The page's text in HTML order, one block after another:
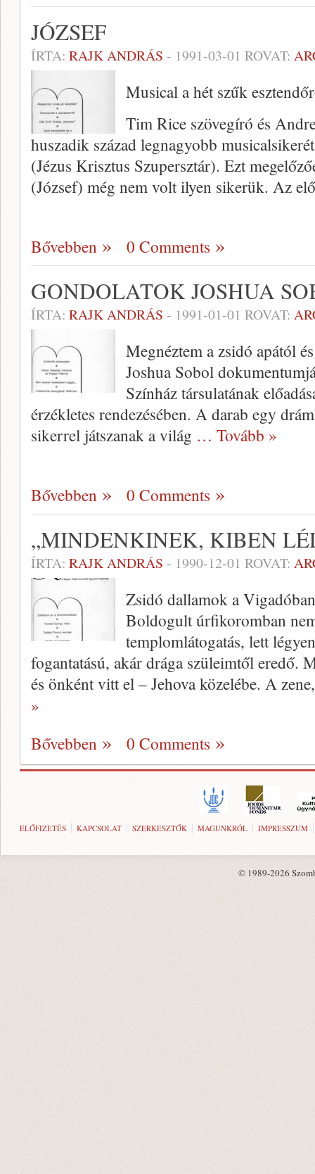
JÓZSEF
ÍRTA: RAJK ANDRÁS - 1991-03-01 ROVAT:
Musical a hét szűk
Tim Rice szövegíró és
huszadik század legnagyobb
(Jézus Krisztus Szupersztár). Ezt
(József) még nem volt ilyen sikerük. Az
Bővebben 0 Comments
GONDOLATOK JOSHUA
ÍRTA: RAJK ANDRÁS - 1991-01-01 ROVAT:
Megnéztem a zsidó apától
Joshua Sobol
Színház társulatának
érzékle­tes rendezésében. A darab egy
siker­rel játszanak a világ … Tovább »
Bővebben 0 Comments
„MINDENKINEK, KIBEN
ÍRTA: RAJK ANDRÁS - 1990-12-01 ROVAT:
Zsidó dallamok a Vigadóban
Boldogult úrfikoromban
templomlátoga­tás, lett
fogantatású, akár drága szü­leimtől eredő.
és önként vitt el – Jehova közelébe. A
»
Bővebben
0 Comments
ELŐFIZETÉS KAPCSOLAT SZERKESZTŐK MAGUNKRÓL IMPRESSZUM
© 1989-2026